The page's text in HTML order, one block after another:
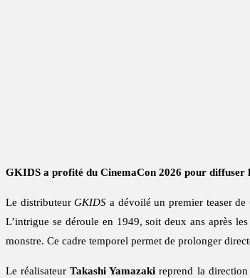
GKIDS a profité du CinemaCon 2026 pour diffuser
Le distributeurGKIDS a dévoilé un premier teaser de
L’intrigue se déroule en 1949, soit deux ans après
monstre. Ce cadre temporel permet de prolonger
Le réalisateurTakashi Yamazaki reprend la